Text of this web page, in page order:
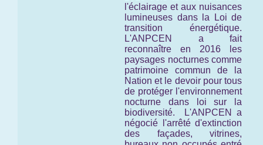
l'éclairage et aux nuisances
lumineuses dans la Loi de
transition énergétique.
L'ANPCEN a fait
reconnaître en 2016 les
paysages nocturnes comme
patrimoine commun de la
Nation et le devoir pour tous
de protéger l'environnement
nocturne dans loi sur la
biodiversité.
L'ANPCEN a
négocié l'arrêté d'extinction
des façades, vitrines,